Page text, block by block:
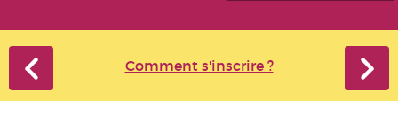
Comment s'inscrire ?